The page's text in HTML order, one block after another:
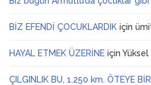
BİZ EFENDİ ÇOCUKLARDIK için
HAYAL ETMEK ÜZERİNE için
ÇILGINLIK BU, 1.250 km. ÖTEYE